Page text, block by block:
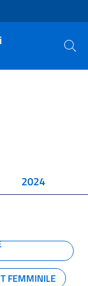
Cerca
2024
FEMMINILE